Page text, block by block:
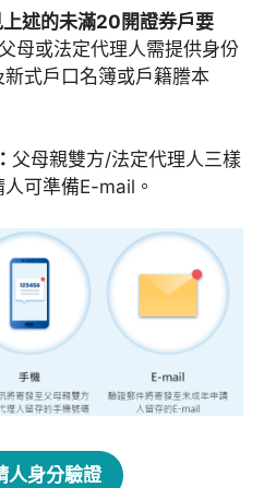
述的未滿20開證券戶要
母或法定代理人需提供身份
式戶口名簿或戶籍謄本
父母親雙方/法定代理人三樣
可準備E-mail。
人身分驗證